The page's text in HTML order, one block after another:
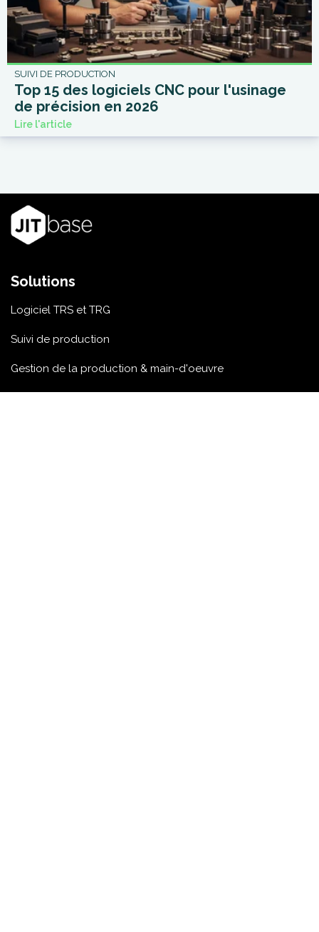
SUIVI DE PRODUCTION
Top 15 des logiciels CNC pour l'usinage
de précision en 2026
Lire l'article
Solutions
Logiciel TRS et TRG
Suivi de production
Gestion de la production & main-d'oeuvre